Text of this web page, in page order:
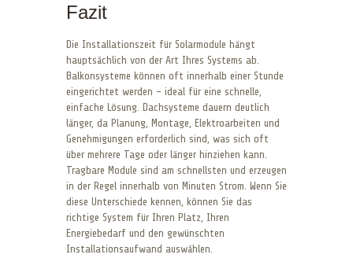
Fazit
Die Installationszeit für Solarmodule hängt
hauptsächlich von der Art Ihres Systems ab.
Balkonsysteme können oft innerhalb einer Stunde
eingerichtet werden – ideal für eine schnelle,
einfache Lösung. Dachsysteme dauern deutlich
länger, da Planung, Montage, Elektroarbeiten und
Genehmigungen erforderlich sind, was sich oft
über mehrere Tage oder länger hinziehen kann.
Tragbare Module sind am schnellsten und erzeugen
in der Regel innerhalb von Minuten Strom. Wenn Sie
diese Unterschiede kennen, können Sie das
richtige System für Ihren Platz, Ihren
Energiebedarf und den gewünschten
Installationsaufwand auswählen.